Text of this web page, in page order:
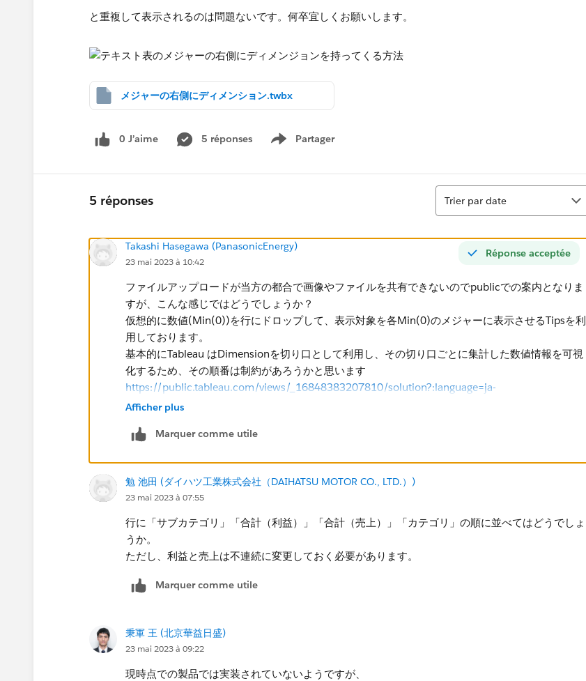
と重複して表示されるのは問題ないです。何卒宜しくお願いします。​
メジャーの右側にディメンション.twbx
0 J’aime 5 réponses Partager
Show menu
5 réponses
Tri
Trier par date
Réponse acceptée
Takashi Hasegawa (PanasonicEnergy)
23 mai 2023 à 10:42
ファイルアップロードが当方の都合で画像やファイルを共有できないのでpublicでの案内となりま
すが、こんな感じではどうでしょうか？
仮想的に数値(Min(0))を行にドロップして、​表示対象を各Min(0)のメジャーに表示させるTipsを利
用しております。
基本的にTableau はDimensionを切り口として利用し、その切り口ごとに集計した数値情報を可視
化するため、その順番は制約があろうかと思います​
https://public.tableau.com/views/_16848383207810/solution?:language=ja-
JP&publish=yes&:display_count=n&:origin=viz_share_link
Afficher plus
Marquer comme utile
勉 池田 (ダイハツ工業株式会社（DAIHATSU MOTOR CO., LTD.）)
23 mai 2023 à 07:55
行に「サブカテゴリ」「合計（利益）」「合計（売上）」「カテゴリ」の順に並べてはどうでしょ
うか。
ただし、利益と売上は不連続に変更しておく必要があります。
Marquer comme utile
秉軍 王 (北京華益日盛)
23 mai 2023 à 09:22
現時点での製品では実装されていないようですが、